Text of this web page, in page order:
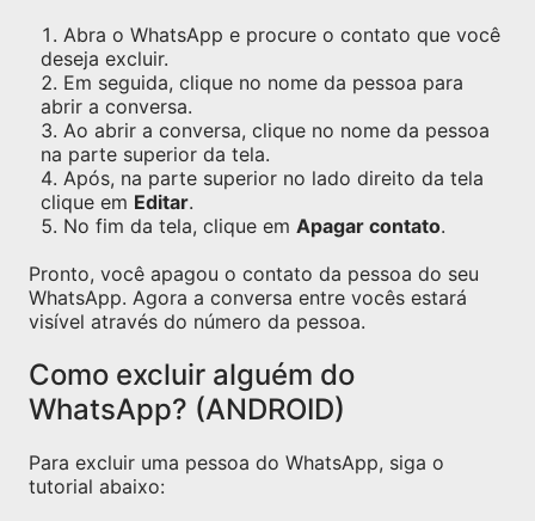
Abra o WhatsApp e procure o contato que você
deseja excluir.
Em seguida, clique no nome da pessoa para
abrir a conversa.
Ao abrir a conversa, clique no nome da pessoa
na parte superior da tela.
Após, na parte superior no lado direito da tela
clique em Editar.
No fim da tela, clique em Apagar contato.
Pronto, você apagou o contato da pessoa do seu
WhatsApp. Agora a conversa entre vocês estará
visível através do número da pessoa.
Como excluir alguém do
WhatsApp? (ANDROID)
Para excluir uma pessoa do WhatsApp, siga o
tutorial abaixo: